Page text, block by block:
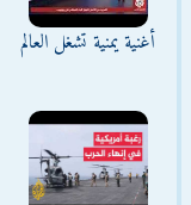
أغنية يمنية تشغل العالم